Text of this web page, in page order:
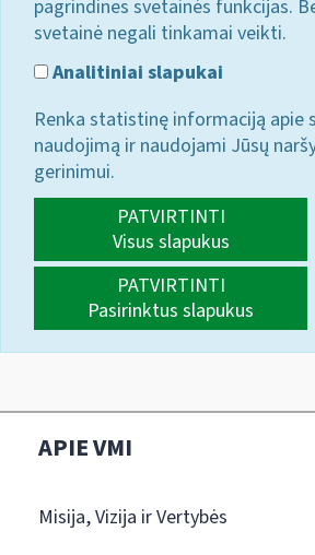
pagrindines svetainės funkcijas.
svetainė negali tinkamai veikti.
Analitiniai slapukai
Renka statistinę informaciją apie
naudojimą ir naudojami Jūsų
gerinimui.
PATVIRTINTI
Visus slapukus
PATVIRTINTI
Pasirinktus slapukus
APIE VMI
Misija, Vizija ir Vertybės